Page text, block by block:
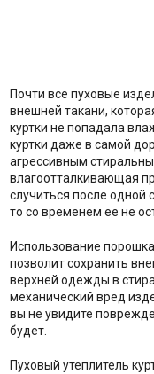
Почти все пуховые
внешней такани,
куртки не попадала
куртки даже в самой
агрессивным
влагоотталкивающая
случиться после одной
то со временем ее не
Использование
позволит сохранить
верхней одежды в
механический вред
вы не увидите
будет.
Пуховый утеплитель